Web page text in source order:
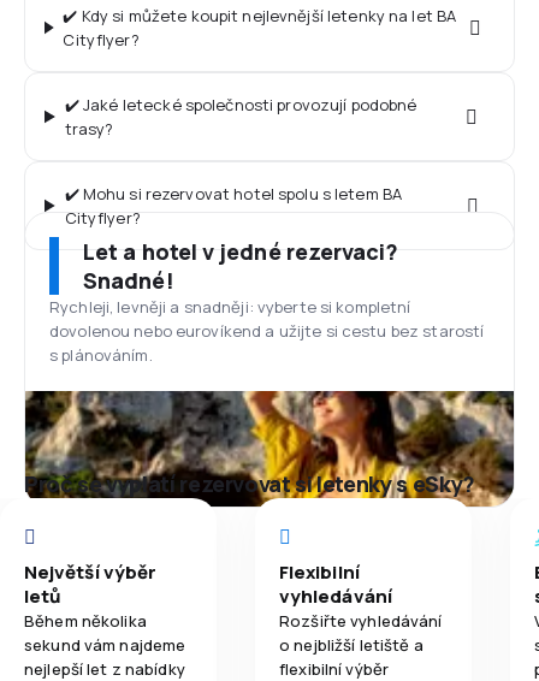
✔️ Kdy si můžete koupit nejlevnější letenky na let BA
Cityflyer?
✔️ Jaké letecké společnosti provozují podobné
trasy?
✔️ Mohu si rezervovat hotel spolu s letem BA
Cityflyer?
Let a hotel v jedné rezervaci?
Snadné!
Rychleji, levněji a snadněji: vyberte si kompletní
dovolenou nebo eurovíkend a užijte si cestu bez starostí
s plánováním.
Proč se vyplatí rezervovat si letenky s eSky?
Největší výběr
letů
Během několika
sekund vám najdeme
nejlepší let z nabídky
Flexibilní
vyhledávání
Rozšiřte vyhledávání
o nejbližší letiště a
flexibilní výběr